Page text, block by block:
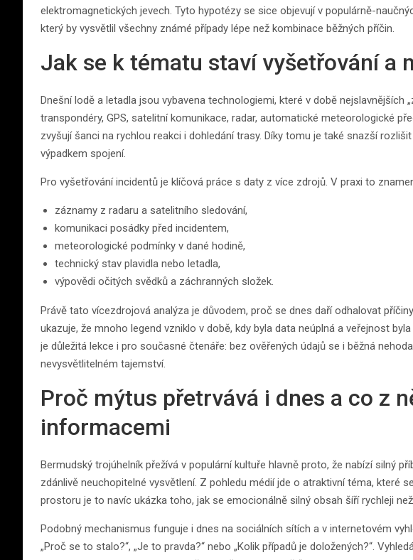
elektromagnetických jevech. Tyto hypotézy se sice objevují v populárně-
který by vysvětlil všechny známé případy lépe než kombinace běžných příčin.
Jak se k tématu staví vyšetřování a
Dnešní lodě a letadla jsou vybavena technologiemi, které v době nejslavnějších
transpondéry, GPS, satelitní komunikace, radar, automatické meteorologické
zvyšují šanci na rychlou reakci i dohledání trasy. Díky tomu je také snazší
výpadkem spojení.
Pro vyšetřování incidentů je klíčová práce s daty z více zdrojů. V praxi to
záznamy z radaru a satelitního sledování,
komunikaci posádky před incidentem,
meteorologické podmínky v dané hodině,
technický stav plavidla nebo letadla,
výpovědi očitých svědků a záchranných složek.
Právě tato vícezdrojová analýza je důvodem, proč se dnes daří odhalovat
ukazuje, že mnoho legend vzniklo v době, kdy byla data neúplná a veřejnost
je důležitá lekce i pro současné čtenáře: bez ověřených údajů se i běžná
nevysvětlitelném tajemství.
Proč mýtus přetrvává i dnes a co z
informacemi
Bermudský trojúhelník přežívá v populární kultuře hlavně proto, že nabízí silný
zdánlivě neuchopitelné vysvětlení. Z pohledu médií jde o atraktivní téma, které
prostoru je to navíc ukázka toho, jak se emocionálně silný obsah šíří rychleji
Podobný mechanismus funguje i dnes na sociálních sítích a v internetovém
„Proč se to stalo?“, „Je to pravda?“ nebo „Kolik případů je doložených?“.